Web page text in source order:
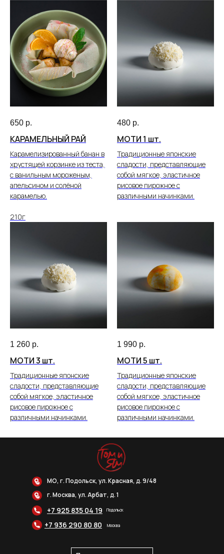
650 р.
КАРАМЕЛЬНЫЙ РАЙ
Карамелизированный банан в
хрустящей корзинке из теста,
с ванильным мороженым,
апельсином и солёной
карамелью.
210г
480 р.
МОТИ 1 шт.
Традиционные японские
сладости, представляющие
собой мягкое, эластичное
рисовое пирожное с
различными начинками.
1 260 р.
МОТИ 3 шт.
Традиционные японские
сладости, представляющие
собой мягкое, эластичное
рисовое пирожное с
различными начинками.
1 990 р.
МОТИ 5 шт.
Традиционные японские
сладости, представляющие
собой мягкое, эластичное
рисовое пирожное с
различными начинками.
МО, г. Подольск, ул. Красная, д. 9/48
+7 925 835 04 19
г. Москва, ул. Арбат, д. 1
+7 936 290 80 80 Москва
Подольск